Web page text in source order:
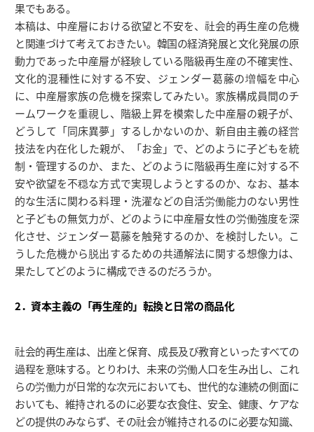
果でもある。
本稿は、中産層における欲望と不安を、社会的再生産の危機
と関連づけて考えておきたい。韓国の経済発展と文化発展の原
動力であった中産層が経験している階級再生産の不確実性、
文化的混種性に対する不安、ジェンダー葛藤の増幅を中心
に、中産層家族の危機を探索してみたい。家族構成員間のチ
ームワークを重視し、階級上昇を模索した中産層の親子が、
どうして「同床異夢」するしかないのか、新自由主義の経営
技法を内在化した親が、「お金」で、どのように子どもを統
制・管理するのか、また、どのように階級再生産に対する不
安や欲望を不穏な方式で実現しようとするのか、なお、基本
的な生活に関わる料理・洗濯などの自活労働能力のない男性
と子どもの無気力が、どのように中産層女性の労働強度を深
化させ、ジェンダー葛藤を触発するのか、を検討したい。こ
うした危機から脱出するための共通解法に関する想像力は、
果たしてどのように構成できるのだろうか。
2．資本主義の「再生産的」転換と日常の商品化
社会的再生産は、出産と保育、成長及び教育といったすべての
過程を意味する。とりわけ、未来の労働人口を生み出し、これ
らの労働力が日常的な次元においても、世代的な連続の側面に
おいても、維持されるのに必要な衣食住、安全、健康、ケアな
どの提供のみならず、その社会が維持されるのに必要な知識、